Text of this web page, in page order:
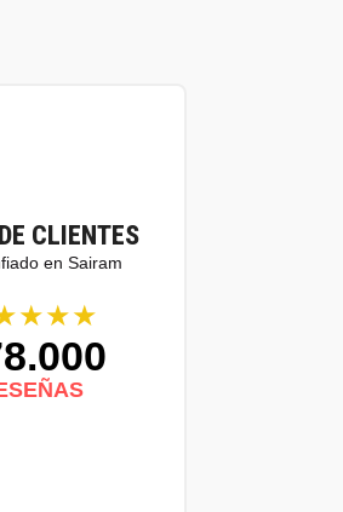
CLIENTES
en Sairam